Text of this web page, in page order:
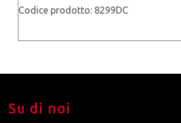
Codice prodotto: 8299DC
Su di noi